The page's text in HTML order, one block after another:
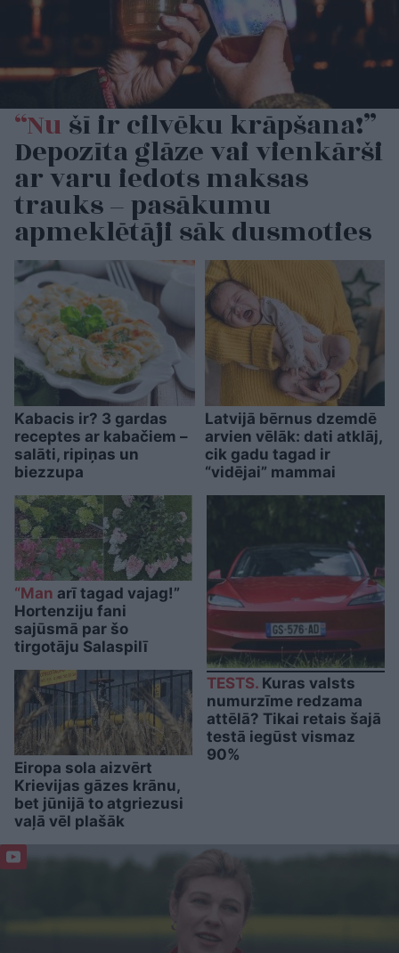
“Nušī ir cilvēku krāpšana!”
Depozīta glāze vai vienkārši
ar varu iedots maksas
trauks – pasākumu
apmeklētāji sāk dusmoties
Kabacis ir? 3 gardas
receptes ar kabačiem –
salāti, ripiņas un
biezzupa
Latvijā bērnus dzemdē
arvien vēlāk: dati atklāj,
cik gadu tagad ir
“vidējai” mammai
“Man arī tagad vajag!”
Hortenziju fani
sajūsmā par šo
tirgotāju Salaspilī
Eiropa sola aizvērt
Krievijas gāzes krānu,
bet jūnijā to atgriezusi
vaļā vēl plašāk
TESTS. Kuras valsts
numurzīme redzama
attēlā? Tikai retais šajā
testā iegūst vismaz
90%